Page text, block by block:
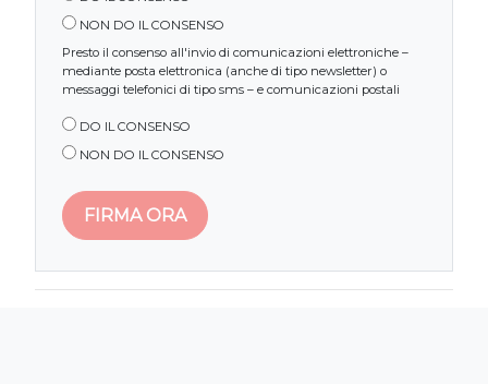
NON DO IL CONSENSO
Presto il consenso all'invio di comunicazioni elettroniche –
mediante posta elettronica (anche di tipo newsletter) o
messaggi telefonici di tipo sms – e comunicazioni postali
DO IL CONSENSO
NON DO IL CONSENSO